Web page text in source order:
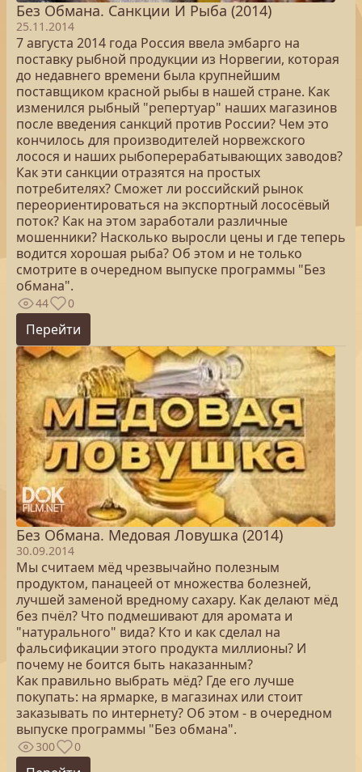
Без Обмана. Санкции И Рыба (2014)
25.11.2014
7 августа 2014 года Россия ввела эмбарго на
поставку рыбной продукции из Норвегии, которая
до недавнего времени была крупнейшим
поставщиком красной рыбы в нашей стране. Как
изменился рыбный "репертуар" наших магазинов
после введения санкций против России? Чем это
кончилось для производителей норвежского
лосося и наших рыбоперерабатывающих заводов?
Как эти санкции отразятся на простых
потребителях? Сможет ли российский рынок
переориентироваться на экспортный лососёвый
поток? Как на этом заработали различные
мошенники? Насколько выросли цены и где теперь
водится хорошая рыба? Об этом и не только
смотрите в очередном выпуске программы "Без
обмана".
44 0
Перейти
Без Обмана. Медовая Ловушка (2014)
30.09.2014
Мы считаем мёд чрезвычайно полезным
продуктом, панацеей от множества болезней,
лучшей заменой вредному сахару. Как делают мёд
без пчёл? Что подмешивают для аромата и
"натурального" вида? Кто и как сделал на
фальсификации этого продукта миллионы? И
почему не боится быть наказанным?
Как правильно выбрать мёд? Где его лучше
покупать: на ярмарке, в магазинах или стоит
заказывать по интернету? Об этом - в очередном
выпуске программы "Без обмана".
300 0